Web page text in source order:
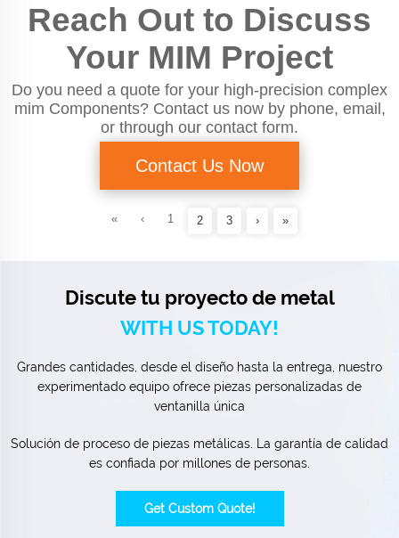
Reach Out to Discuss
Your MIM Project
Do you need a quote for your high-precision complex
mim Components? Contact us now by phone, email,
or through our contact form.
Contact Us Now
« ‹ 1 2 3 › »
Discute tu proyecto de metal
WITH US TODAY!
Grandes cantidades, desde el diseño hasta la entrega, nuestro
experimentado equipo ofrece piezas personalizadas de
ventanilla única
Solución de proceso de piezas metálicas. La garantía de calidad
es confiada por millones de personas.
Get Custom Quote!